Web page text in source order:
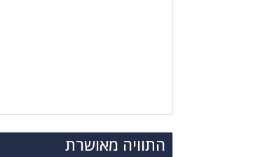
התוויה מאושרת